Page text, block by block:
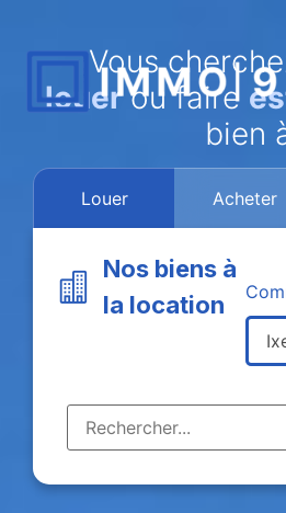
Vous
louerou faire
bien
Louer Acheter
Nos biens à
la location